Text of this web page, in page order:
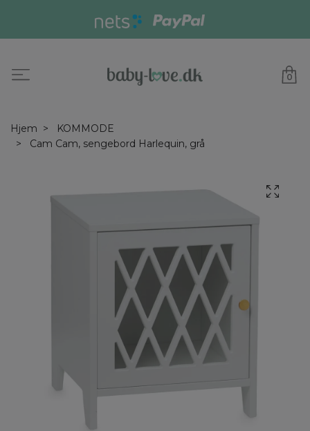
0
Hjem
KOMMODE
Cam Cam, sengebord Harlequin, grå